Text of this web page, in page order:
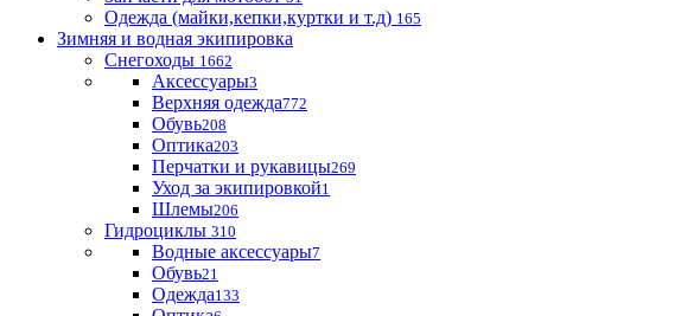
Одежда (майки,кепки,куртки и т.д) 165
Зимняя и водная экипировка
Снегоходы 1662
Аксессуары3
Верхняя одежда772
Обувь208
Оптика203
Перчатки и рукавицы269
Уход за экипировкой1
Шлемы206
Гидроциклы 310
Водные аксессуары7
Обувь21
Одежда133